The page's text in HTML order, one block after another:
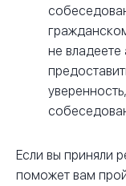
не
Если вы приняли
поможет вам